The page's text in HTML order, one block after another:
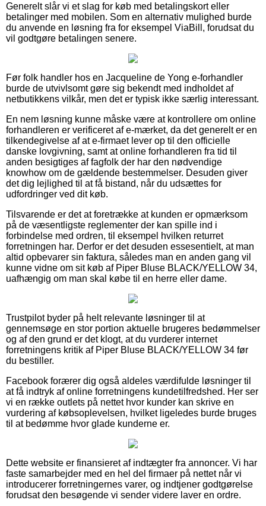
Generelt slår vi et slag for køb med betalingskort eller
betalinger med mobilen. Som en alternativ mulighed burde
du anvende en løsning fra for eksempel ViaBill, forudsat du
vil godtgøre betalingen senere.
Før folk handler hos en Jacqueline de Yong e-forhandler
burde de utvivlsomt gøre sig bekendt med indholdet af
netbutikkens vilkår, men det er typisk ikke særlig interessant.
En nem løsning kunne måske være at kontrollere om online
forhandleren er verificeret af e-mærket, da det generelt er en
tilkendegivelse af at e-firmaet lever op til den officielle
danske lovgivning, samt at online forhandleren fra tid til
anden besigtiges af fagfolk der har den nødvendige
knowhow om de gældende bestemmelser. Desuden giver
det dig lejlighed til at få bistand, når du udsættes for
udfordringer ved dit køb.
Tilsvarende er det at foretrække at kunden er opmærksom
på de væsentligste reglementer der kan spille ind i
forbindelse med ordren, til eksempel hvilken returret
forretningen har. Derfor er det desuden essesentielt, at man
altid opbevarer sin faktura, således man en anden gang vil
kunne vidne om sit køb af Piper Bluse BLACK/YELLOW 34,
uafhængig om man skal købe til en herre eller dame.
Trustpilot byder på helt relevante løsninger til at
gennemsøge en stor portion aktuelle brugeres bedømmelser
og af den grund er det klogt, at du vurderer internet
forretningens kritik af Piper Bluse BLACK/YELLOW 34 før
du bestiller.
Facebook forærer dig også aldeles værdifulde løsninger til
at få indtryk af online forretningens kundetilfredshed. Her ser
vi en række outlets på nettet hvor kunder kan skrive en
vurdering af købsoplevelsen, hvilket ligeledes burde bruges
til at bedømme hvor glade kunderne er.
Dette website er finansieret af indtægter fra annoncer. Vi har
faste samarbejder med en hel del firmaer på nettet når vi
introducerer forretningernes varer, og indtjener godtgørelse
forudsat den besøgende vi sender videre laver en ordre.